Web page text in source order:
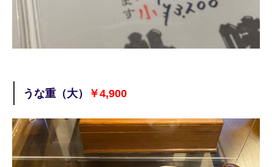
うな重（大） ￥4,900